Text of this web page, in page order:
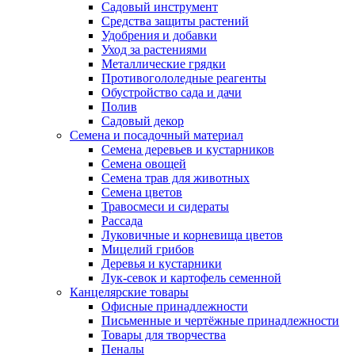
Садовый инструмент
Средства защиты растений
Удобрения и добавки
Уход за растениями
Металлические грядки
Противогололедные реагенты
Обустройство сада и дачи
Полив
Садовый декор
Семена и посадочный материал
Семена деревьев и кустарников
Семена овощей
Семена трав для животных
Семена цветов
Травосмеси и сидераты
Рассада
Луковичные и корневища цветов
Мицелий грибов
Деревья и кустарники
Лук-севок и картофель семенной
Канцелярские товары
Офисные принадлежности
Письменные и чертёжные принадлежности
Товары для творчества
Пеналы